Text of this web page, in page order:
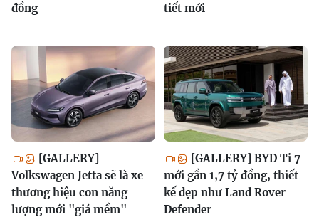
đồng
tiết mới
[GALLERY]
Volkswagen Jetta sẽ là xe
thương hiệu con năng
lượng mới "giá mềm"
[GALLERY] BYD Ti 7
mới gần 1,7 tỷ đồng, thiết
kế đẹp như Land Rover
Defender